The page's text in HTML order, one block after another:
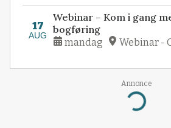
17
AUG
Webinar – Kom i gang
bogføring
mandag Webinar -
Annonce
Loading...